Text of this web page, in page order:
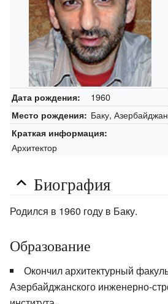
Дата рождения: 1960
Место рождения: Баку, Азербайджан
Краткая информация:
Архитектор
Биография
Родился в 1960 году в Баку.
Образование
Окончил архитектурный
Азербайджанского инженерно-